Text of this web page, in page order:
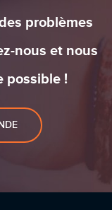
problèmes
nous et nous
possible !